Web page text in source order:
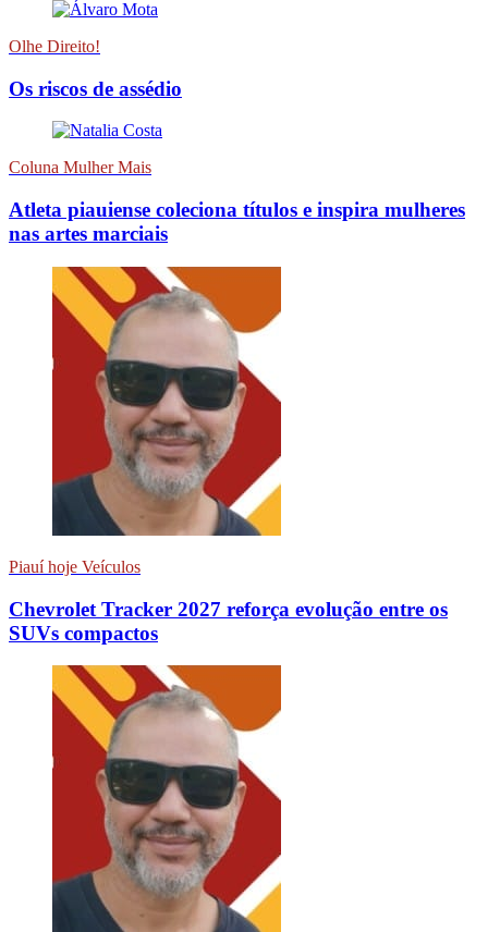
Olhe Direito!
Os riscos de assédio
Coluna Mulher Mais
Atleta piauiense coleciona títulos e inspira mulheres
nas artes marciais
Piauí hoje Veículos
Chevrolet Tracker 2027 reforça evolução entre os
SUVs compactos